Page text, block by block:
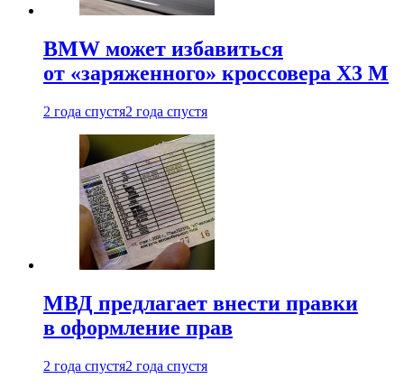
BMW может избавиться
от «заряженного» кроссовера X3 M
2 года спустя2 года спустя
МВД предлагает внести правки
в оформление прав
2 года спустя2 года спустя